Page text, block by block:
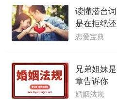
读懂潜台
是在拒绝
恋爱宝典
兄弟姐妹
章告诉你
婚姻法规